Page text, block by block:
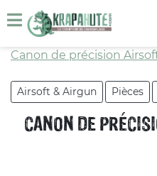
Airsoft & Airgun Pièces
CANON DE
Canon de précision